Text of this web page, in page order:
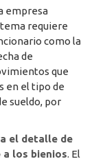
empresa
requiere
como la
de
que
en el tipo de
sueldo, por
el detalle de
a los bienios. El